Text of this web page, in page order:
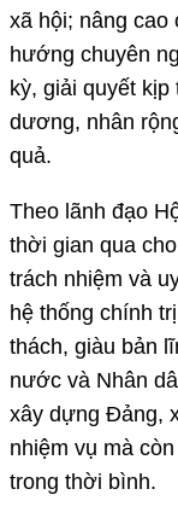
xã hội; nâng cao
hướng chuyên
kỳ, giải quyết
dương, nhân
quả.
Theo lãnh đạo
thời gian qua
trách nhiệm và
hệ thống chính
thách, giàu bản
nước và Nhân
xây dựng Đảng,
nhiệm vụ mà
trong thời bình.